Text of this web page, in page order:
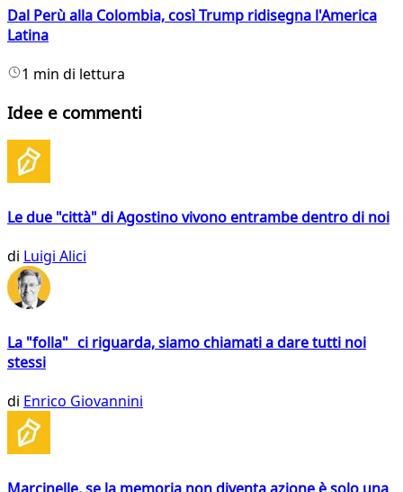
Dal Perù alla Colombia, così Trump ridisegna l'America
Latina
1 min di lettura
Idee e commenti
Le due "città" di Agostino vivono entrambe dentro di noi
di Luigi Alici
La "folla" ci riguarda, siamo chiamati a dare tutti noi
stessi
di Enrico Giovannini
Marcinelle, se la memoria non diventa azione è solo una